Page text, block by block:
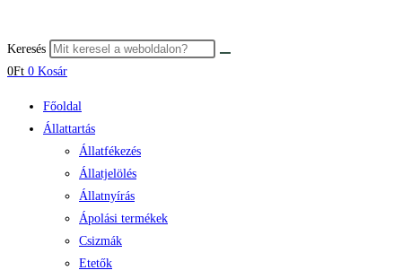
Keresés
0Ft 0 Kosár
Főoldal
Állattartás
Állatfékezés
Állatjelölés
Állatnyírás
Ápolási termékek
Csizmák
Etetők